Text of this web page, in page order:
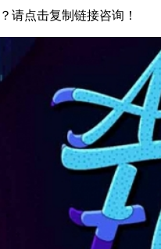
请点击复制链接咨询！